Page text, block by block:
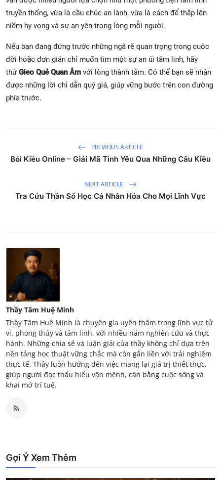
truyền thống, vừa là cầu chúc an lành, vừa là cách để thắp lên
niềm hy vọng và sự an yên trong lòng mỗi người.
Nếu bạn đang đứng trước những ngã rẽ quan trọng trong cuộc
đời hoặc đơn giản chỉ muốn tìm một sự an ủi tâm linh, hãy
thử Gieo Quẻ Quan Âm với lòng thành tâm. Có thể bạn sẽ nhận
được những lời chỉ dẫn quý giá, giúp vững bước trên con đường
phía trước.
PREVIOUS ARTICLE
Bói Kiều Online – Giải Mã Tình Yêu Qua Những Câu Kiều
NEXT ARTICLE
Tra Cứu Thần Số Học Cá Nhân Hóa Cho Mọi Lĩnh Vực
Thầy Tâm Huệ Minh
Thầy Tâm Huệ Minh là chuyên gia uyên thâm trong lĩnh vực tử
vi, phong thủy và tâm linh, với nhiều năm nghiên cứu và thực
hành. Những chia sẻ và luận giải của thầy không chỉ dựa trên
nền tảng học thuật vững chắc mà còn gắn liền với trải nghiệm
thực tế. Thầy luôn hướng đến việc mang lại giá trị thiết thực,
giúp người đọc thấu hiểu vận mệnh, cân bằng cuộc sống và
khai mở trí tuệ.
Gợi Ý Xem Thêm